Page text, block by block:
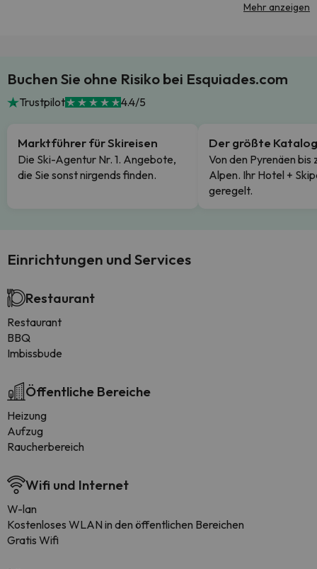
Mehr anzeigen
Buchen Sie ohne Risiko bei Esquiades.com
Trustpilot 4.4/5
Marktführer für Skireisen
Die Ski-Agentur Nr. 1. Angebote,
die Sie sonst nirgends finden.
Der größte Katalog
Von den Pyrenäen bis
Alpen. Ihr Hotel +
geregelt.
Einrichtungen und Services
Restaurant
Restaurant
BBQ
Imbissbude
Öffentliche Bereiche
Heizung
Aufzug
Raucherbereich
Wifi und Internet
W-lan
Kostenloses WLAN in den öffentlichen Bereichen
Gratis Wifi